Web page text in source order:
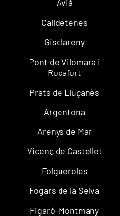
Avià
Calldetenes
Gisclareny
Pont de Vilomara i
Rocafort
Prats de Lluçanès
Argentona
Arenys de Mar
Vicenç de Castellet
Folgueroles
Fogars de la Selva
Figaró-Montmany